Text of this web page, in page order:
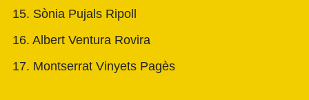
15. Sònia Pujals Ripoll
16. Albert Ventura Rovira
17. Montserrat Vinyets Pagès